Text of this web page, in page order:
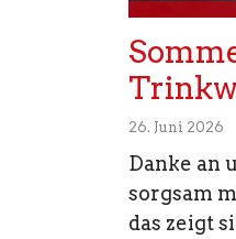
26. Juni 2026
Danke an
sorgsam
das zeigt